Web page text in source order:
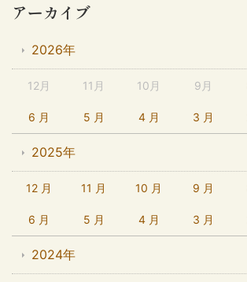
アーカイブ
2026年
12月 11月 10月 9月
6 月 5 月 4 月 3 月
2025年
12 月 11 月 10 月 9 月
6 月 5 月 4 月 3 月
2024年